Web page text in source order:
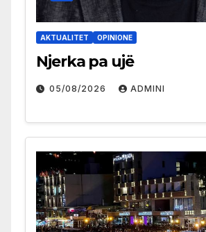
AKTUALITET OPINIONE
Njerka pa ujë
05/08/2026 ADMINI